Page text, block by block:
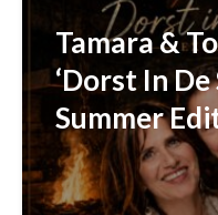
Tamara &
‘Dorst In De
Summer